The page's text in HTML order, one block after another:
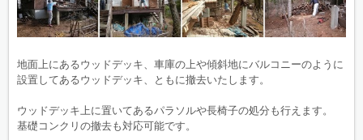
地面上にあるウッドデッキ、車庫の上や傾斜地にバルコニーのように
設置してあるウッドデッキ、ともに撤去いたします。
ウッドデッキ上に置いてあるパラソルや長椅子の処分も行えます。
基礎コンクリの撤去も対応可能です。